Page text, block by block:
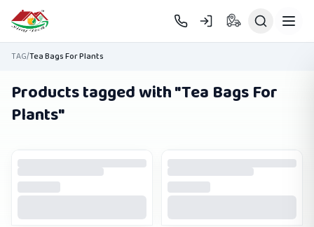
Skip to main content
TAG/Tea Bags For Plants
Products tagged with "Tea Bags For
Plants"